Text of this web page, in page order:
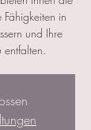
in
und Ihre
entfalten.